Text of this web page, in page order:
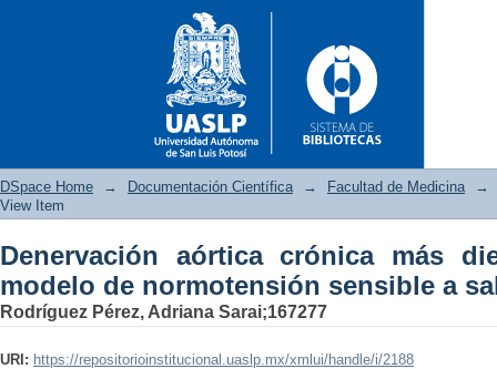
Denervación aórtica
sensible a sal
DSpace Home → Documentación Científica → Facultad de Medicina
→
View Item
Denervación aórtica crónica más
modelo de normotensión sensible a
Rodríguez Pérez, Adriana Sarai;167277
URI: https://repositorioinstitucional.uaslp.mx/xmlui/handle/i/2188